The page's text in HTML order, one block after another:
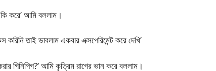
করে’ আমি বললাম।
তাই ভাবলাম একবার এক্সপেরিমেন্ট করে দেখি’
গিনিপিগ?’ আমি কৃত্রিম রাগের ভান করে বললাম।